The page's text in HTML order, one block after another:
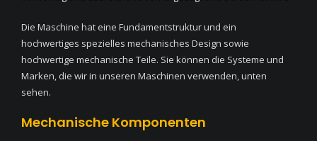
Die Maschine hat eine Fundamentstruktur und ein
hochwertiges spezielles mechanisches Design sowie
hochwertige mechanische Teile. Sie können die Systeme und
Marken, die wir in unseren Maschinen verwenden, unten
sehen.
Mechanische Komponenten